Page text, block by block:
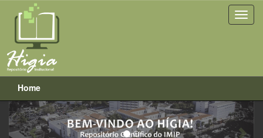
Skip
navigation
Home
Previous Next